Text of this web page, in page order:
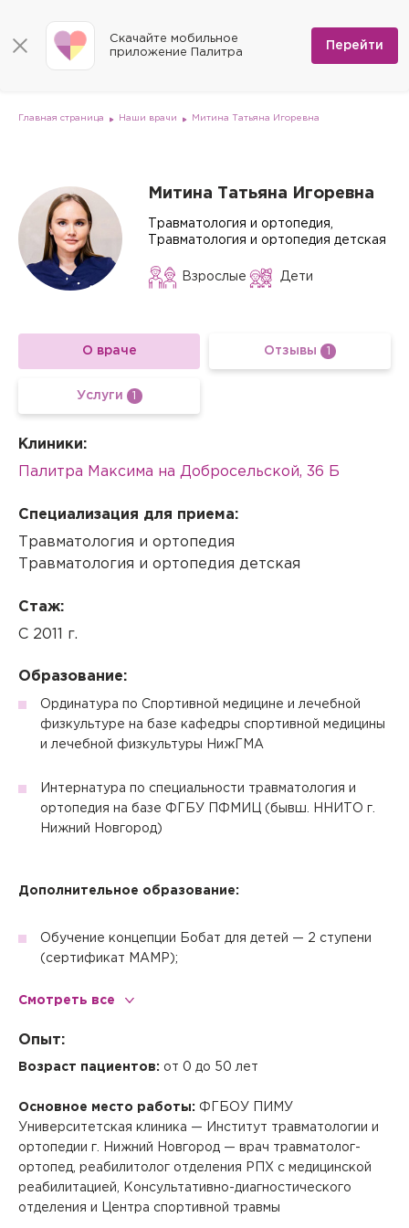
Вакансии
Документы
Сертификаты
Способы оплаты
Страховые организации
Заказать документы для налоговой
Скачать мобильное приложение
Анкета оценки качества услуг
Мы на карте
Главная страница Наши врачи Митина Татьяна Игоревна
Митина Татьяна Игоревна
Травматология и ортопедия,
Травматология и ортопедия детская
Взрослые Дети
О враче Отзывы 1
Услуги 1
Клиники:
Палитра Максима на Добросельской, 36 Б
Специализация для приема:
Травматология и ортопедия
Травматология и ортопедия детская
Стаж:
С 2011 г.
Образование:
Ординатура по Спортивной медицине и лечебной
физкультуре на базе кафедры спортивной медицины
и лечебной физкультуры НижГМА
Интернатура по специальности травматология и
ортопедия на базе ФГБУ ПФМИЦ (бывш. ННИТО г.
Нижний Новгород)
Дополнительное образование:
Обучение концепции Бобат для детей — 2 ступени
(сертификат МАМР);
Обучение Войта-терапия у детей — 2
Обучение Концепции PNF – 1 ступень (сертификат
Обучение Кинезотерапии Экзарта silver (сертификат
МАМР) ;
обучение Кинезиотейпированию — 3 ступени
(сертификат);
Смотреть все
Опыт:
Возраст пациентов: от 0 до 50 лет
Основное место работы: ФГБОУ ПИМУ
Университетская клиника — Институт травматологии и
ортопедии г. Нижний Новгород — врач травматолог-
ортопед, реабилитолог отделения РПХ с медицинской
реабилитацией, Консультативно-диагностического
отделения и Центра спортивной травмы
Скачайте мобильное
приложение Палитра
Перейти